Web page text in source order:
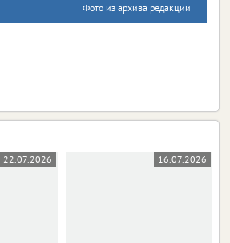
Фото из архива редакции
22.07.2026 16.07.2026